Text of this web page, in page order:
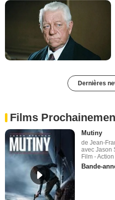
Dernières
Films
Mutiny
de Jean-
avec Jason
Film - Action
Bande-